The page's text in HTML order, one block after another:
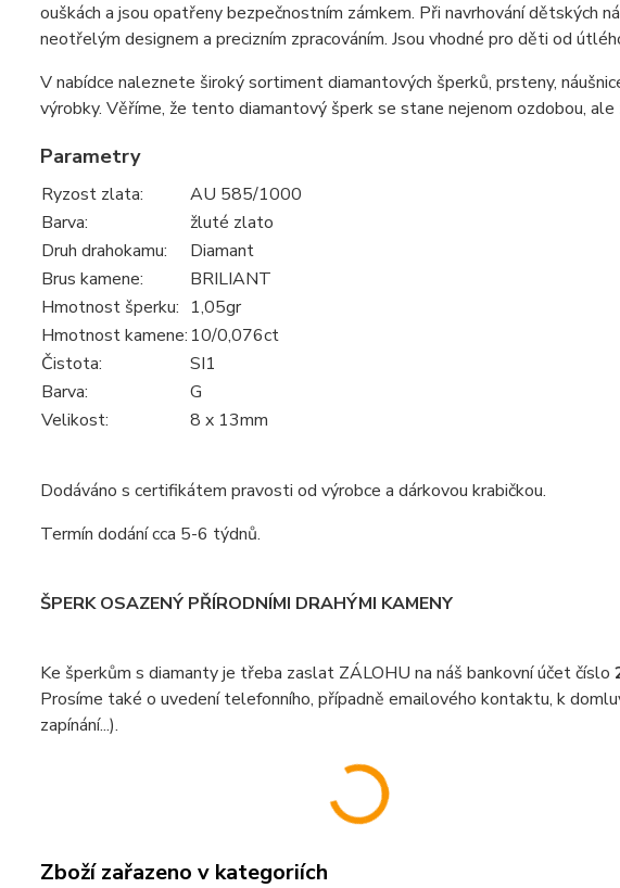
ouškách a jsou opatřeny bezpečnostním zámkem. Při navrhování dětských
neotřelým designem a precizním zpracováním. Jsou vhodné pro děti od
V nabídce naleznete široký sortiment diamantových šperků, prsteny,
výrobky. Věříme, že tento diamantový šperk se stane nejenom ozdobou,
Parametry
Ryzost zlata:
AU 585/1000
Barva:
žluté zlato
Druh drahokamu:
Diamant
Brus kamene:
BRILIANT
Hmotnost šperku: 1,05gr
Hmotnost kamene: 10/0,076ct
Čistota:
SI1
Barva:
G
Velikost:
8 x 13mm
Dodáváno s certifikátem pravosti od výrobce a dárkovou krabičkou.
Termín dodání cca 5-6 týdnů.
ŠPERK OSAZENÝ PŘÍRODNÍMI DRAHÝMI KAMENY
Ke šperkům s diamanty je třeba zaslat ZÁLOHU na náš bankovní účet číslo
Prosíme také o uvedení telefonního, případně emailového kontaktu, k
zapínání...).
Zboží zařazeno v kategoriích